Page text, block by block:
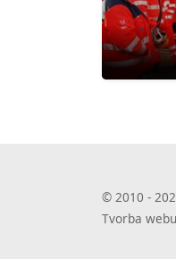
© 2010 -
Tvorba